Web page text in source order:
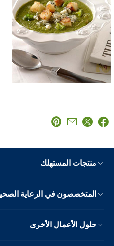
منتجات المستهلك
المتخصصون في الرعاية الصحية
حلول الأعمال الأخرى